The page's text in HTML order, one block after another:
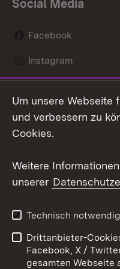
Social Media
Facebook
Instagram
Mastodon
Youtube
Kontakt
Barrierefreiheit
Impressum
Um unsere Webseite
und verbessern zu
Cookies.
Weitere
unserer
Technisch
Drittanbieter-
Facebook, X /
gesamten Webseite